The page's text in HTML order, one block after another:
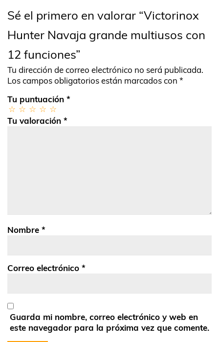
Sé el primero en valorar “Victorinox
Hunter Navaja grande multiusos con
12 funciones”
Tu dirección de correo electrónico no será publicada.
Los campos obligatorios están marcados con *
Tu puntuación *
Tu valoración *
Nombre *
Correo electrónico *
Guarda mi nombre, correo electrónico y web en
este navegador para la próxima vez que comente.